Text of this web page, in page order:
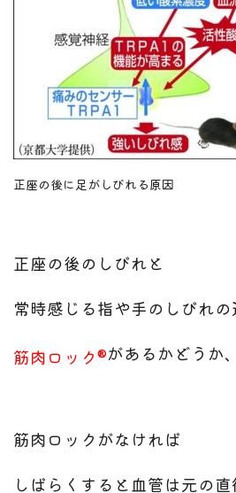
正座の後に足がしびれる原因
正座の後のしびれと
常時感じる指や手のしびれの
筋肉ロック®があるかどうか
筋肉ロックがなければ
しばらくすると血管は元の直